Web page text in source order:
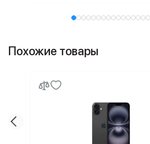
Похожие товары